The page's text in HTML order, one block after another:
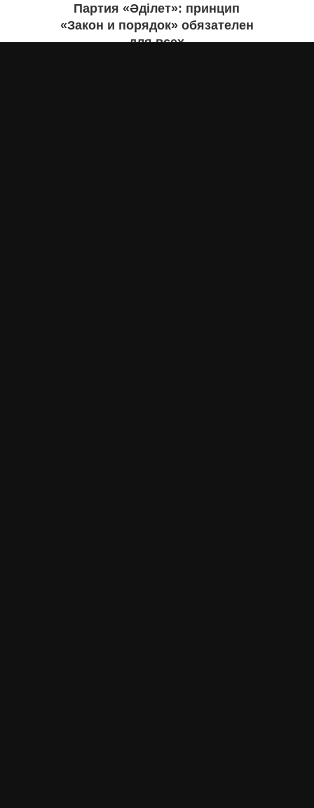
Партия «Әділет»: принцип
«Закон и порядок» обязателен
для всех